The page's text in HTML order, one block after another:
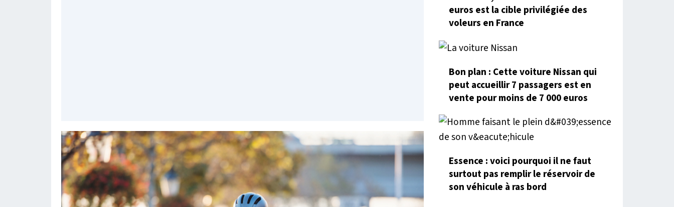
euros est la cible privilégiée des
voleurs en France
Bon plan : Cette voiture Nissan qui
peut accueillir 7 passagers est en
vente pour moins de 7 000 euros
Essence : voici pourquoi il ne faut
surtout pas remplir le réservoir de
son véhicule à ras bord